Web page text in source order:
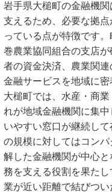
岩手県大槌町の金融機
支えるため、必要な拠
っている点が特徴です
巻農業協同組合の支店
者の資金決済、農業関
金融サービスを地域に密
大槌町では、水産・商
れが地域金融機関に集
いやすい窓口が継続し
の規模に対してはコン
解した金融機関が中心
務を支える役割を果た
業が近い距離で結びつい